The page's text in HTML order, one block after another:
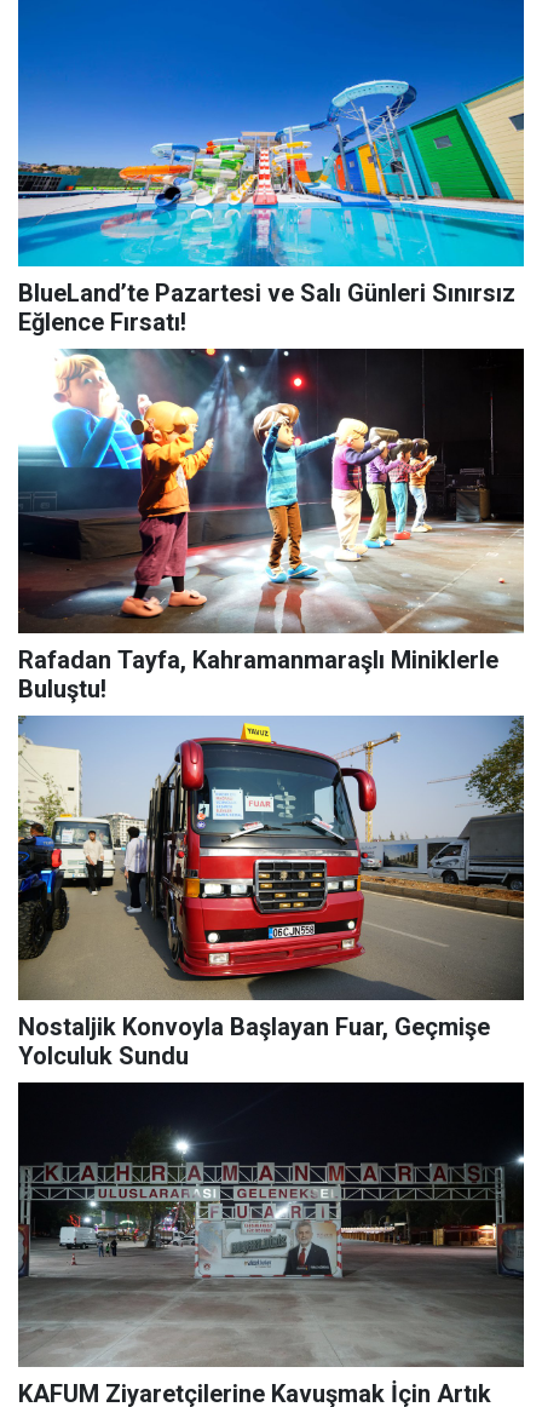
BlueLand’te Pazartesi ve Salı Günleri Sınırsız
Eğlence Fırsatı!
Rafadan Tayfa, Kahramanmaraşlı Miniklerle
Buluştu!
Nostaljik Konvoyla Başlayan Fuar, Geçmişe
Yolculuk Sundu
KAFUM Ziyaretçilerine Kavuşmak İçin Artık